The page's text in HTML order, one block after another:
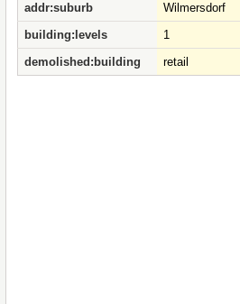
addr:suburb
Wilmersdorf
building:levels
1
demolished:building
retail